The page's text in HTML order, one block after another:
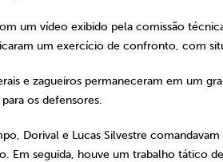
um vídeo exibido pela comissão
um exercício de confronto, com
e zagueiros permaneceram em um
os defensores.
Dorival e Lucas Silvestre
Em seguida, houve um trabalho tático